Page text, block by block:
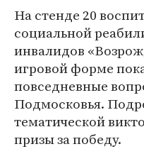
На стенде 20
социальной
инвалидов
игровой форме
повседневные
Подмосковья.
тематической
призы за победу.